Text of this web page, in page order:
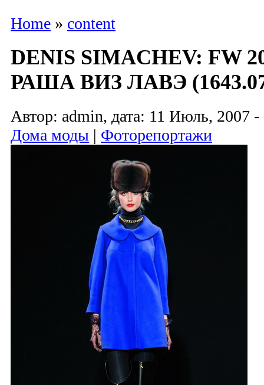
Home » content
DENIS SIMACHEV: FW
РАША ВИЗ ЛАВЭ
Автор: admin, дата: 11 Июль, 2007 -
Дома моды | Фоторепортажи